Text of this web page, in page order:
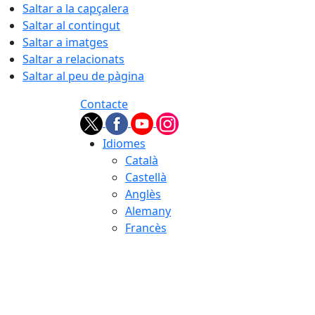
Saltar a la capçalera
Saltar al contingut
Saltar a imatges
Saltar a relacionats
Saltar al peu de pàgina
Contacte
Idiomes
Català
Castellà
Anglès
Alemany
Francès